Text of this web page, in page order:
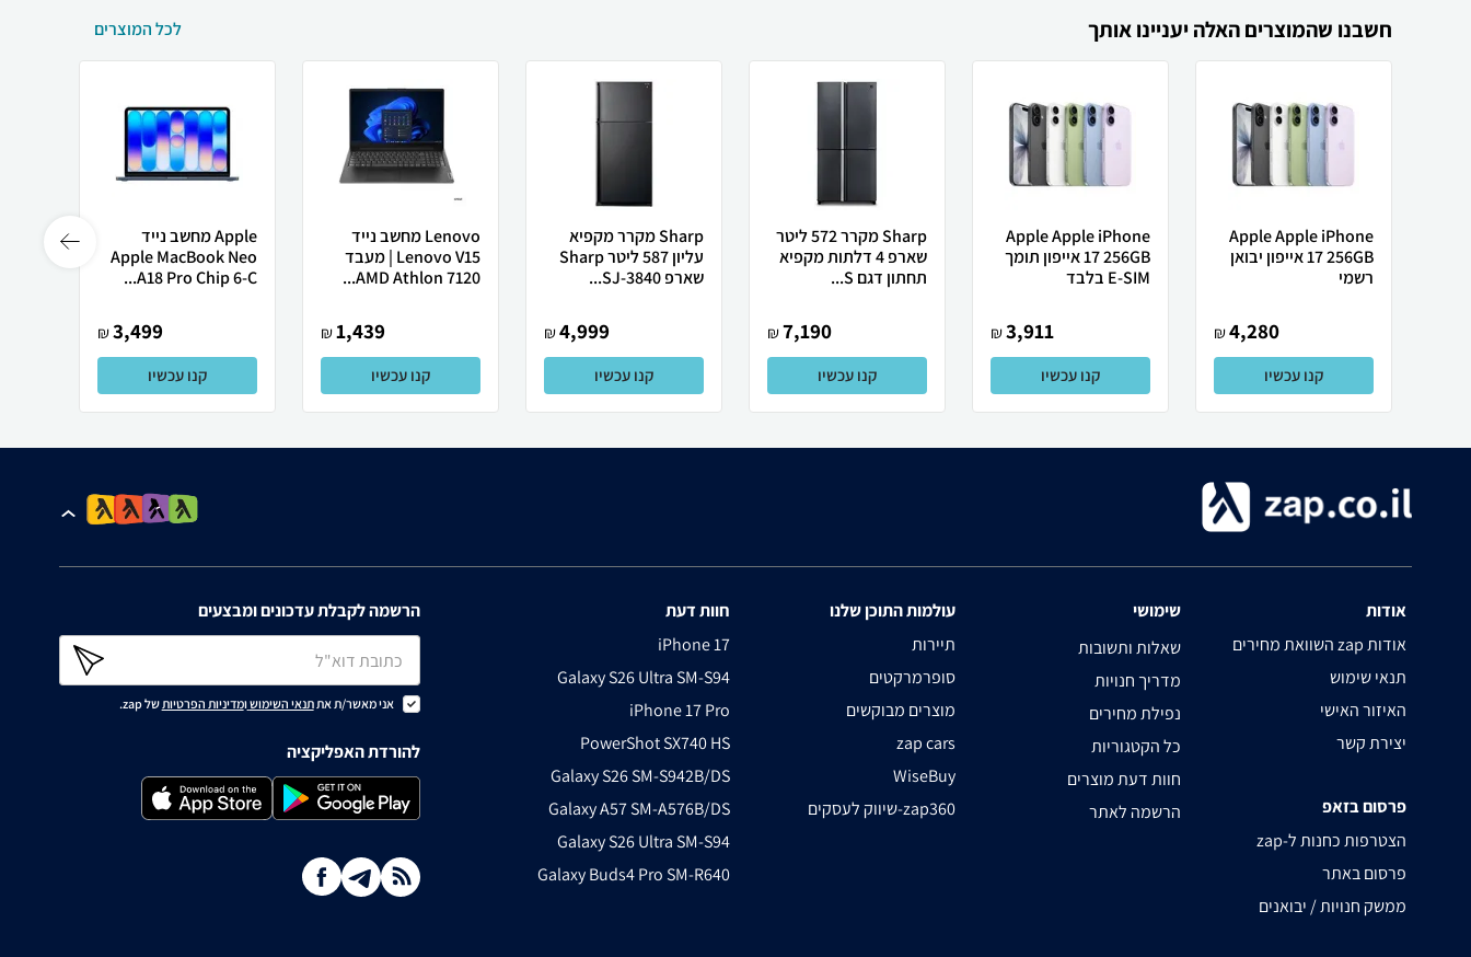
חשבנו שהמוצרים האלה יעניינו אותך לכל המוצרים
Apple Apple iPhone
17 256GB אייפון יבואן
רשמי
4,280
₪
קנו עכשיו
Apple Apple iPhone
17 256GB אייפון תומך
E-SIM בלבד
3,911
₪
קנו עכשיו
Sharp מקרר 572 ליטר
שארפ 4 דלתות מקפיא
תחתון דגם S...
7,190
₪
קנו עכשיו
Sharp מקרר מקפיא
עליון 587 ליטר Sharp
שארפ SJ-3840...
4,999
₪
קנו עכשיו
Lenovo מחשב נייד
Lenovo V15 | מעבד
AMD Athlon 7120...
1,439
₪
קנו עכשיו
Apple מחשב נייד
Apple MacBook Neo
A18 Pro Chip 6-C...
3,499
₪
קנו עכשיו
אודות
השוואת מחירים zap אודות
תנאי שימוש
האיזור האישי
יצירת קשר
פרסום בזאפ
zap-הצטרפות כחנות ל
פרסום באתר
ממשק חנויות / יבואנים
שימושי
שאלות ותשובות
מדריך חנויות
נפילת מחירים
כל הקטגוריות
חוות דעת מוצרים
הרשמה לאתר
עולמות התוכן שלנו
תיירות
סופרמרקטים
מוצרים מבוקשים
zap cars
WiseBuy
שיווק לעסקים-zap360
חוות דעת
iPhone 17
Galaxy S26 Ultra SM-S94
iPhone 17 Pro
PowerShot SX740 HS
Galaxy S26 SM-S942B/DS
Galaxy A57 SM-A576B/DS
Galaxy S26 Ultra SM-S94
Galaxy Buds4 Pro SM-R640
הרשמה לקבלת עדכונים ומבצעים
אני מאשר/ת אתתנאי השימושומדיניות הפרטיותשל zap.
להורדת האפליקציה